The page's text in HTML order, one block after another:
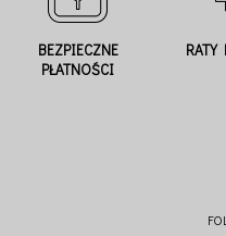
BEZPIECZNE
PŁATNOŚCI
RATY